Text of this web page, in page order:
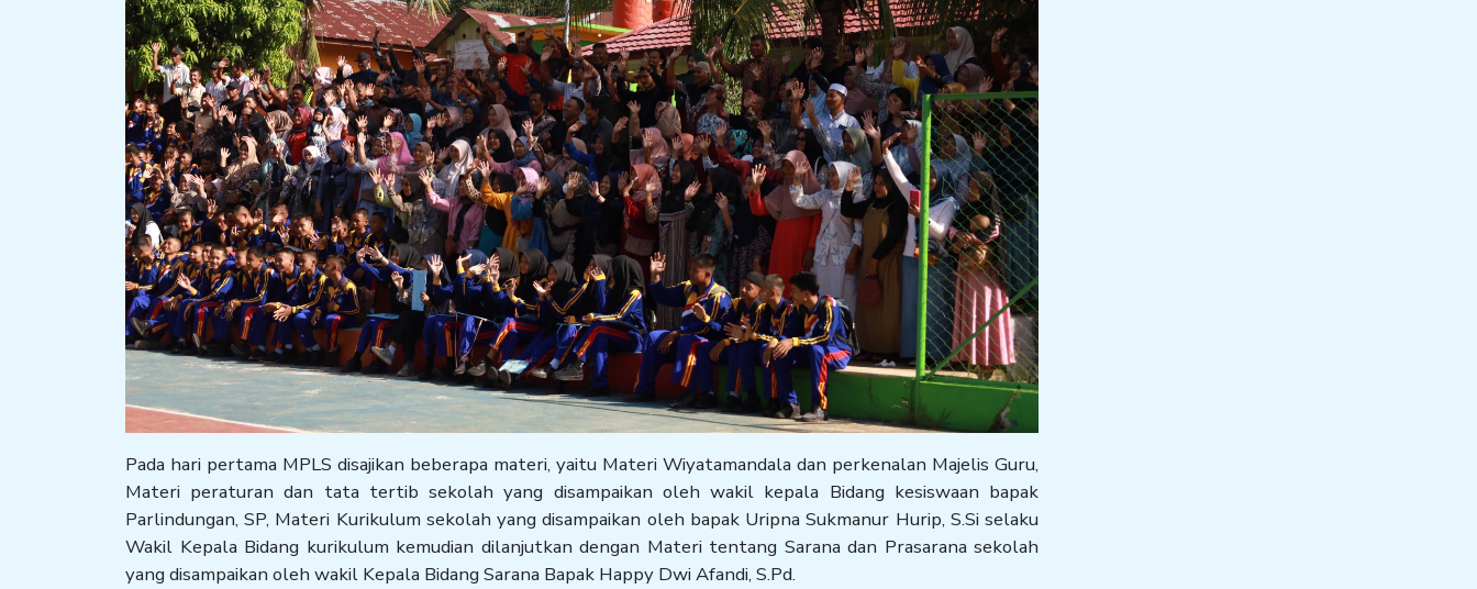
Pada hari pertama MPLS disajikan beberapa materi, yaitu Materi Wiyatamandala dan perkenalan Majelis Guru,
Materi peraturan dan tata tertib sekolah yang disampaikan oleh wakil kepala Bidang kesiswaan bapak
Parlindungan, SP, Materi Kurikulum sekolah yang disampaikan oleh bapak Uripna Sukmanur Hurip, S.Si selaku
Wakil Kepala Bidang kurikulum kemudian dilanjutkan dengan Materi tentang Sarana dan Prasarana sekolah
yang disampaikan oleh wakil Kepala Bidang Sarana Bapak Happy Dwi Afandi, S.Pd.